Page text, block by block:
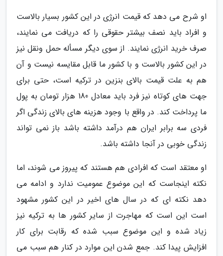
او شرح می دهد که قیمت انرژی در این کشور بسیار بالاست
و افراد باید نصف بیشتر حقوقی را که دریافت می نمایند،
صرف خرید انرژی نمایند. از سوی دیگر مسأله حمل ونقل نیز
در این کشور بالاست و با کشور ما قابل مقایسه نیست و آن
هم به علت قیمت بالای بنزین در ترکیه است، حتی برای
جهت های کوتاه نیز فرد باید معادل 180 هزار تومان به پول
ما پرداخت کند. در واقع با وجود هزینه های بالای زندگی اگر
فردی سه برابر ایران هم درآمد داشته باشد باز نمی تواند
زندگی خوبی در آنجا داشته باشد.
او معتقد است که افرادی هم هستند که پیروز می شوند، اما
نکته اینجاست که این موضوع عمومیت ندارد و ادامه می
دهد نکته ای که در سال های اخیر در این کشور مشهود
است این است که مهاجرت از سایر کشور ها به ترکیه نیز
زیاد شده و این موضوع سبب شده که رقابت برای کار
افزایش پیدا کند. جمع شدن این موارد در کنار هم سبب می